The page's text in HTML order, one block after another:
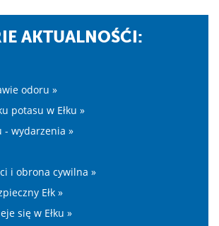
AKTUALNOŚĆI:
odoru »
potasu w Ełku »
- wydarzenia »
i obrona cywilna »
Ełk »
się w Ełku »